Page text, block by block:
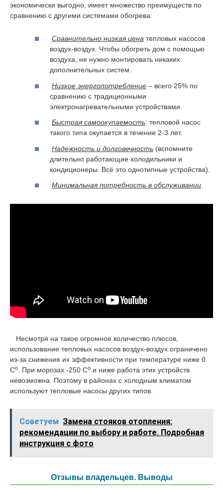
экономически выгодно, имеет множество преимуществ по
сравнению с другими системами обогрева:
Сравнительно низкая цена тепловых насосов
воздух-воздух. Чтобы обогреть дом с помощью
воздуха, не нужно монтировать никаких
дополнительных систем.
Низкое энергопотребление – всего 25% по
сравнению с традиционными
электронагревательными устройствами.
Быстрая самоокупаемость: тепловой насос
такого типа окупается в течение 2-3 лет.
Надежность и долговечность (вспомните
длительно работающие холодильники и
кондиционеры. Всё это однотипные устройства).
Минимальная потребность в обслуживании.
Несмотря на такое огромное количество плюсов,
использование тепловых насосов воздух-воздух ограничено
из-за снижения их эффективности при температуре ниже 0
Со. При морозах -250 Со и ниже работа этих устройств
невозможна. Поэтому в районах с холодным климатом
используют тепловые насосы других типов.
Советуем Замена стояков отопления:
рекомендации по выбору и работе. Подробная
инструкция с фото
Отзывы владельцев. Выводы